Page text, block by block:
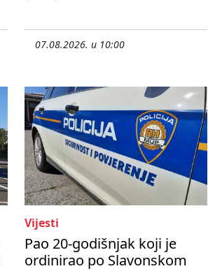
07.08.2026. u 10:00
Vijesti
Pao 20-godišnjak koji je
ordinirao po Slavonskom